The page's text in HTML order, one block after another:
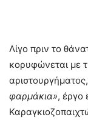
Λίγο πριν το
κορυφώνεται με
φαρμάκια», έργο